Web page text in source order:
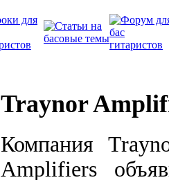
Traynor
Компания
Amplifiers